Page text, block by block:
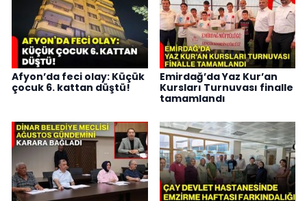
Afyon’da feci olay: Küçük
çocuk 6. kattan düştü!
Emirdağ’da Yaz Kur’an
Kursları Turnuvası finalle
tamamlandı